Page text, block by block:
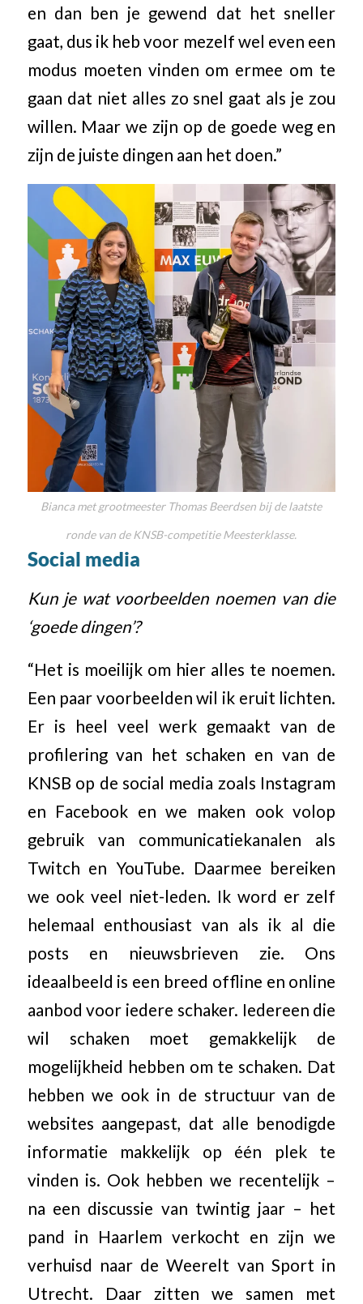
en dan ben je gewend dat het sneller
gaat, dus ik heb voor mezelf wel even een
modus moeten vinden om ermee om te
gaan dat niet alles zo snel gaat als je zou
willen. Maar we zijn op de goede weg en
zijn de juiste dingen aan het doen.”
Bianca met grootmeester Thomas Beerdsen bij de laatste
ronde van de KNSB-competitie Meesterklasse.
Social media
Kun je wat voorbeelden noemen van die
‘goede dingen’?
“Het is moeilijk om hier alles te noemen.
Een paar voorbeelden wil ik eruit lichten.
Er is heel veel werk gemaakt van de
profilering van het schaken en van de
KNSB op de social media zoals Instagram
en Facebook en we maken ook volop
gebruik van communicatiekanalen als
Twitch en YouTube. Daarmee bereiken
we ook veel niet-leden. Ik word er zelf
helemaal enthousiast van als ik al die
posts en nieuwsbrieven zie. Ons
ideaalbeeld is een breed offline en online
aanbod voor iedere schaker. Iedereen die
wil schaken moet gemakkelijk de
mogelijkheid hebben om te schaken. Dat
hebben we ook in de structuur van de
websites aangepast, dat alle benodigde
informatie makkelijk op één plek te
vinden is. Ook hebben we recentelijk –
na een discussie van twintig jaar – het
pand in Haarlem verkocht en zijn we
verhuisd naar de Weerelt van Sport in
Utrecht. Daar zitten we samen met